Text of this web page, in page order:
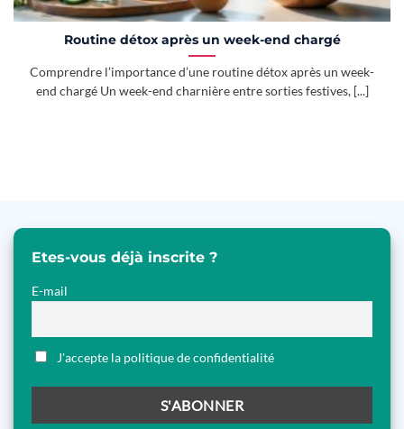
Routine détox après un week-end chargé
Comprendre l’importance d’une routine détox après un week-
end chargé Un week-end charnière entre sorties festives, [...]
Etes-vous déjà inscrite ?
E-mail
J'accepte la politique de confidentialité